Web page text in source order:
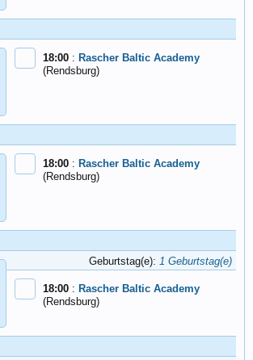
18:00 : Rascher Baltic Academy
(Rendsburg)
18:00 : Rascher Baltic Academy
(Rendsburg)
Geburtstag(e): 1 Geburtstag(e)
18:00 : Rascher Baltic Academy
(Rendsburg)